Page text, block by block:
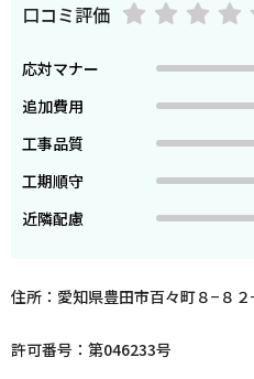
口コミ評価
応対マナー
追加費用
工事品質
工期順守
近隣配慮
住所：愛知県豊田市百々町８−８２
許可番号：第046233号